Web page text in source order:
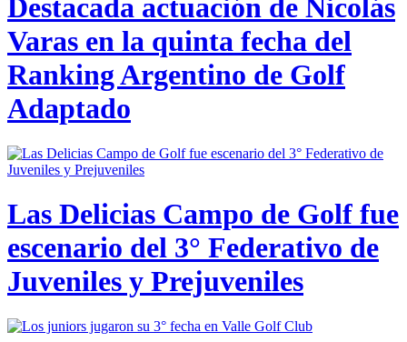
Destacada actuación de Nicolás
Varas en la quinta fecha del
Ranking Argentino de Golf
Adaptado
Las Delicias Campo de Golf fue
escenario del 3° Federativo de
Juveniles y Prejuveniles